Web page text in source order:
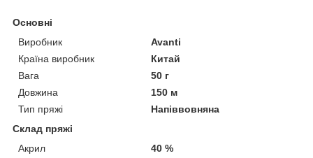
Основні
Виробник
Avanti
Країна виробник
Китай
Вага
50 г
Довжина
150 м
Тип пряжі
Напіввовняна
Склад пряжі
Акрил
40 %